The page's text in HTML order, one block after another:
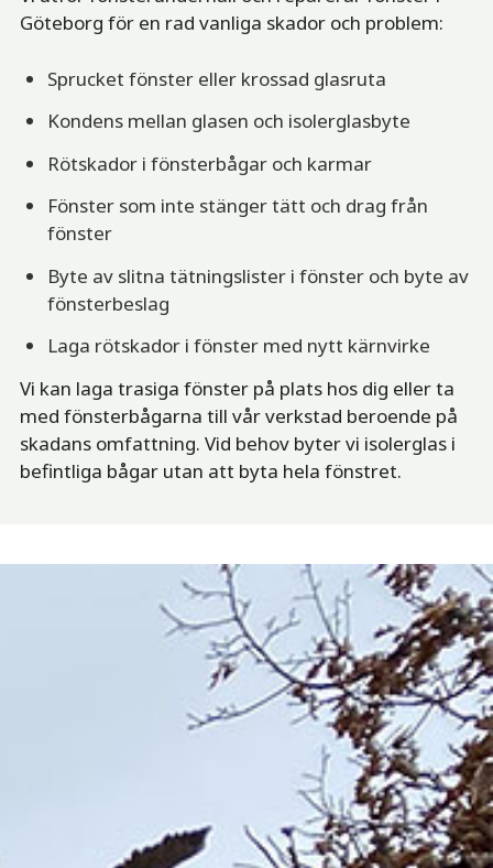
Göteborg för en rad vanliga skador och problem:
Sprucket fönster eller krossad glasruta
Kondens mellan glasen och isolerglasbyte
Rötskador i fönsterbågar och karmar
Fönster som inte stänger tätt och drag från
fönster
Byte av slitna tätningslister i fönster och byte av
fönsterbeslag
Laga rötskador i fönster med nytt kärnvirke
Vi kan laga trasiga fönster på plats hos dig eller ta
med fönsterbågarna till vår verkstad beroende på
skadans omfattning. Vid behov byter vi isolerglas i
befintliga bågar utan att byta hela fönstret.